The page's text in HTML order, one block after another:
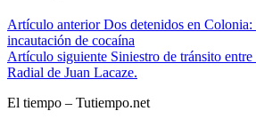
Artículo anterior Dos detenidos en
incautación de cocaína
Artículo siguiente Siniestro de tránsito
Radial de Juan Lacaze.
El tiempo – Tutiempo.net